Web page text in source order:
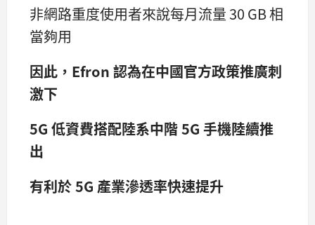
非網路重度使用者來說每月流量 30 GB 相
當夠用
因此，Efron 認為在中國官方政策推廣刺
激下
5G 低資費搭配陸系中階 5G 手機陸續推
出
有利於 5G 產業滲透率快速提升